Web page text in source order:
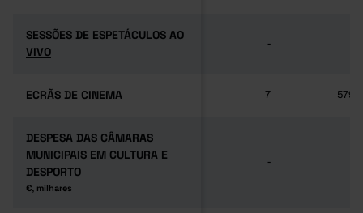
SESSÕES DE ESPETÁCULOS AO
VIVO
SESSÕES DE ESPETÁCULOS AO
VIVO
-
ECRÃS DE CINEMA
ECRÃS DE CINEMA 7 579
DESPESA DAS CÂMARAS
MUNICIPAIS EM CULTURA E
DESPORTO
€, milhares
DESPESA DAS CÂMARAS
MUNICIPAIS EM CULTURA E
DESPORTO
€, milhares
-